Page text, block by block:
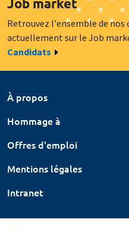
Job market
Retrouvez l'ensemble de nos
actuellement sur le Job
Candidats
À propos
Hommage à
Offres d'emploi
Mentions légales
Intranet